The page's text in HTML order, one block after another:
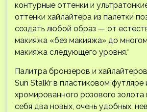
контурные оттенки и
оттенки хайлайтера из палетки
создать любой образ — от
макияжа «без макияжа» до
макияжа следующего уровня.“
Палитра бронзеров и
Sun Stalk’r в пластиковом футляре
хромированного розового золота
себя два новых, очень удобных,